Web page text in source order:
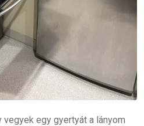
vegyek egy gyertyát a lányom